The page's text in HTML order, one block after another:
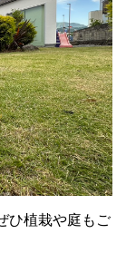
ひ植栽や庭もご